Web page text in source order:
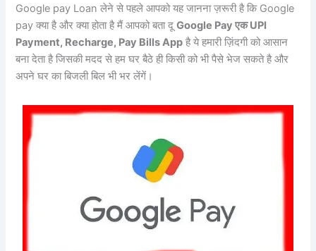
Google pay Loan लेने से पहले आपको यह जानना ज़रूरी है कि Google
pay क्या है और क्या होता है मैं आपको बता दूGoogle Pay एक UPI
Payment, Recharge, Pay Bills App है ये हमारी ज़िंदगी को आसान
बना देता है जिसकी मदद से हम घर बैठे ही किसी को भी पैसे भेज सकते है और
अपने घर का बिजली बिल भी भर लेंगें।